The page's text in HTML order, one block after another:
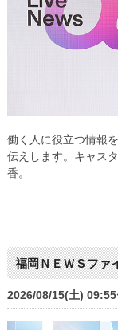
働く人に役立つ情報
伝えします。キャス
香。
福岡ＮＥＷＳフ
2026/08/15(土)